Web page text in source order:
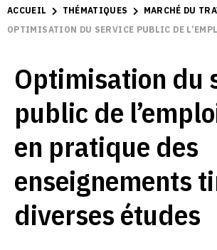
ACCUEIL THÉMATIQUES
MARCHÉ DU
OPTIMISATION DU SERVICE PUBLIC DE
Optimisation du
public de
en pratique des
enseignements
diverses études